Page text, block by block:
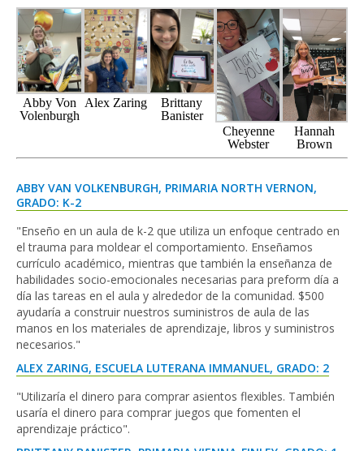
Abby Von
Volenburgh
Alex Zaring
Brittany
Banister
Cheyenne
Webster
Hannah
Brown
ABBY VAN VOLKENBURGH, PRIMARIA NORTH VERNON,
GRADO: K-2
"Enseño en un aula de k-2 que utiliza un enfoque centrado en
el trauma para moldear el comportamiento. Enseñamos
currículo académico, mientras que también la enseñanza de
habilidades socio-emocionales necesarias para preform día a
día las tareas en el aula y alrededor de la comunidad. $500
ayudaría a construir nuestros suministros de aula de las
manos en los materiales de aprendizaje, libros y suministros
necesarios."
ALEX ZARING, ESCUELA LUTERANA IMMANUEL, GRADO: 2
"Utilizaría el dinero para comprar asientos flexibles. También
usaría el dinero para comprar juegos que fomenten el
aprendizaje práctico".